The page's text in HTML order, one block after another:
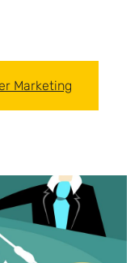
Marketing